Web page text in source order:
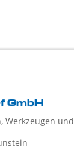
GmbH
Werkzeugen und